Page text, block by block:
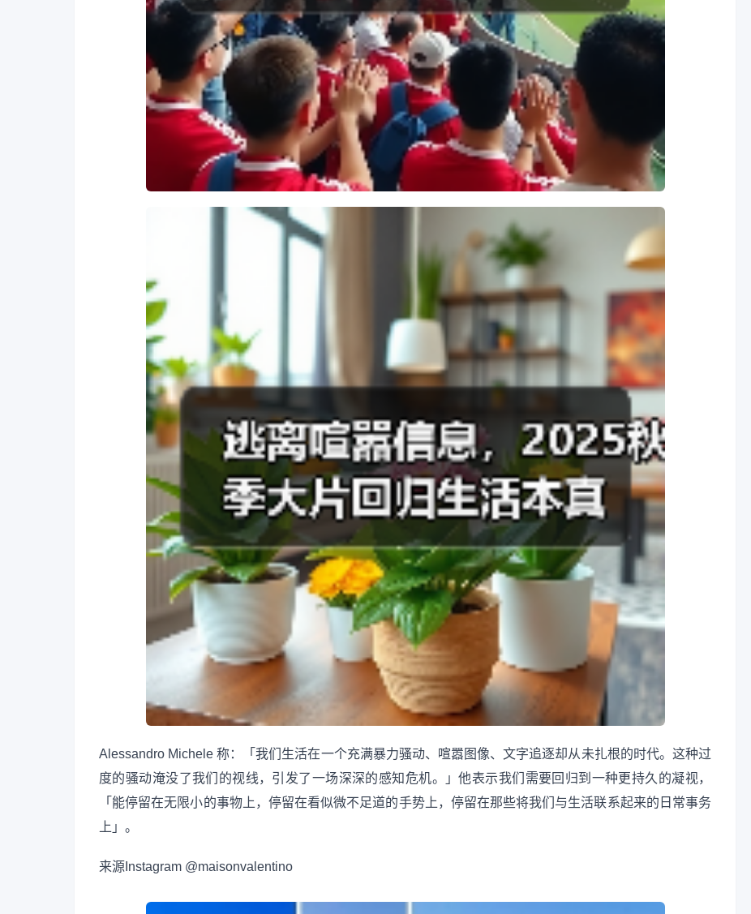
Alessandro Michele 称：「我们生活在一个充满暴力骚动、喧嚣图像、文字追逐却从未扎根的时代。这种过
度的骚动淹没了我们的视线，引发了一场深深的感知危机。」他表示我们需要回归到一种更持久的凝视，
「能停留在无限小的事物上，停留在看似微不足道的手势上，停留在那些将我们与生活联系起来的日常事务
上」。
来源 Instagram @maisonvalentino